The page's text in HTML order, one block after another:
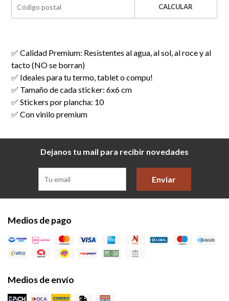
CALCULAR
✅ Calidad Premium: Resistentes al agua, al sol, al roce y al
tacto (NO se borran)
✅ Ideales para tu termo, tablet o compu!
✅ Tamaño de cada sticker: 6x6 cm
✅ Stickers por plancha: 10
✅ Con vinilo premium
Dejanos tu mail para recibir novedades
Enviar
Medios de pago
Medios de envío